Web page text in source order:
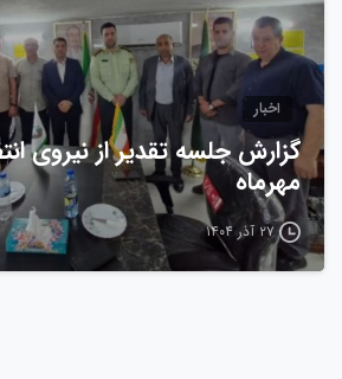
اخبار
گزارش جلسه تقدیر از نیروی
مهرماه
۲۷ آذر ۱۴۰۴